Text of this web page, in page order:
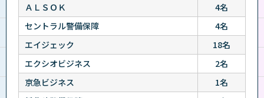
ＡＬＳＯＫ
4名
セントラル警備保障
4名
エイジェック
18名
エクシオビジネス
2名
京急ビジネス
1名